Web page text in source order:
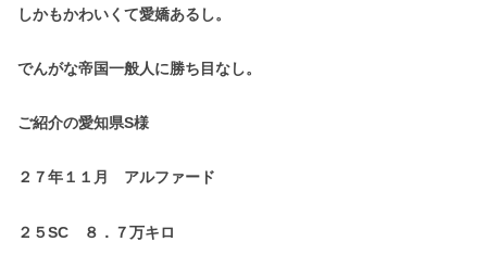
しかもかわいくて愛嬌あるし。
でんがな帝国一般人に勝ち目なし。
ご紹介の愛知県S様
２７年１１月 アルファード
２５SC ８．７万キロ